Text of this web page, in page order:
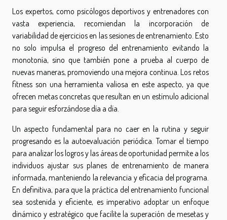
Los expertos, como psicólogos deportivos y entrenadores con
vasta experiencia, recomiendan la incorporación de
variabilidad de ejercicios en las sesiones de entrenamiento. Esto
no solo impulsa el progreso del entrenamiento evitando la
monotonía, sino que también pone a prueba al cuerpo de
nuevas maneras, promoviendo una mejora continua. Los retos
fitness son una herramienta valiosa en este aspecto, ya que
ofrecen metas concretas que resultan en un estímulo adicional
para seguir esforzándose día a día.
Un aspecto fundamental para no caer en la rutina y seguir
progresando es la autoevaluación periódica. Tomar el tiempo
para analizar los logros y las áreas de oportunidad permite a los
individuos ajustar sus planes de entrenamiento de manera
informada, manteniendo la relevancia y eficacia del programa.
En definitiva, para que la práctica del entrenamiento funcional
sea sostenida y eficiente, es imperativo adoptar un enfoque
dinámico y estratégico que facilite la superación de mesetas y